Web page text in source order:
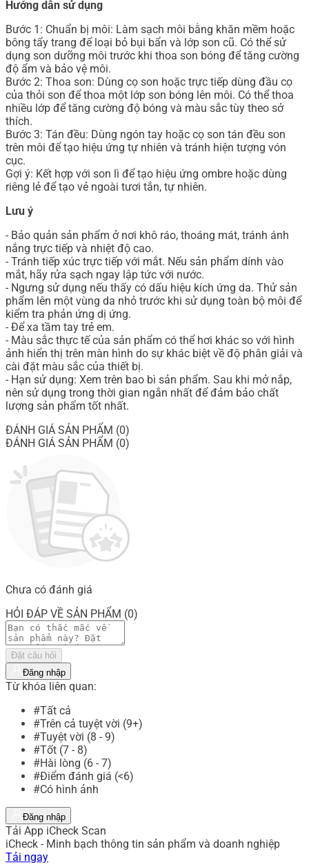
Hướng dẫn sử dụng
Bước 1: Chuẩn bị môi: Làm sạch môi bằng khăn mềm hoặc
bông tẩy trang để loại bỏ bụi bẩn và lớp son cũ. Có thể sử
dụng son dưỡng môi trước khi thoa son bóng để tăng cường
độ ẩm và bảo vệ môi.
Bước 2: Thoa son: Dùng cọ son hoặc trực tiếp dùng đầu cọ
của thỏi son để thoa một lớp son bóng lên môi. Có thể thoa
nhiều lớp để tăng cường độ bóng và màu sắc tùy theo sở
thích.
Bước 3: Tán đều: Dùng ngón tay hoặc cọ son tán đều son
trên môi để tạo hiệu ứng tự nhiên và tránh hiện tượng vón
cục.
Gợi ý: Kết hợp với son lì để tạo hiệu ứng ombre hoặc dùng
riêng lẻ để tạo vẻ ngoài tươi tắn, tự nhiên.
Lưu ý
- Bảo quản sản phẩm ở nơi khô ráo, thoáng mát, tránh ánh
nắng trực tiếp và nhiệt độ cao.
- Tránh tiếp xúc trực tiếp với mắt. Nếu sản phẩm dính vào
mắt, hãy rửa sạch ngay lập tức với nước.
- Ngưng sử dụng nếu thấy có dấu hiệu kích ứng da. Thử sản
phẩm lên một vùng da nhỏ trước khi sử dụng toàn bộ môi để
kiểm tra phản ứng dị ứng.
- Để xa tầm tay trẻ em.
- Màu sắc thực tế của sản phẩm có thể hơi khác so với hình
ảnh hiển thị trên màn hình do sự khác biệt về độ phân giải và
cài đặt màu sắc của thiết bị.
- Hạn sử dụng: Xem trên bao bì sản phẩm. Sau khi mở nắp,
nên sử dụng trong thời gian ngắn nhất để đảm bảo chất
lượng sản phẩm tốt nhất.
ĐÁNH GIÁ SẢN PHẨM (0)
ĐÁNH GIÁ SẢN PHẨM (0)
Chưa có đánh giá
HỎI ĐÁP VỀ SẢN PHẨM (0)
Đặt câu hỏi
Đăng nhập
Từ khóa liên quan:
#Tất cả
#Trên cả tuyệt vời (9+)
#Tuyệt vời (8 - 9)
#Tốt (7 - 8)
#Hài lòng (6 - 7)
#Điểm đánh giá (<6)
#Có hình ảnh
Đăng nhập
Tải App iCheck Scan
iCheck - Minh bạch thông tin sản phẩm và doanh nghiệp
Tải ngay